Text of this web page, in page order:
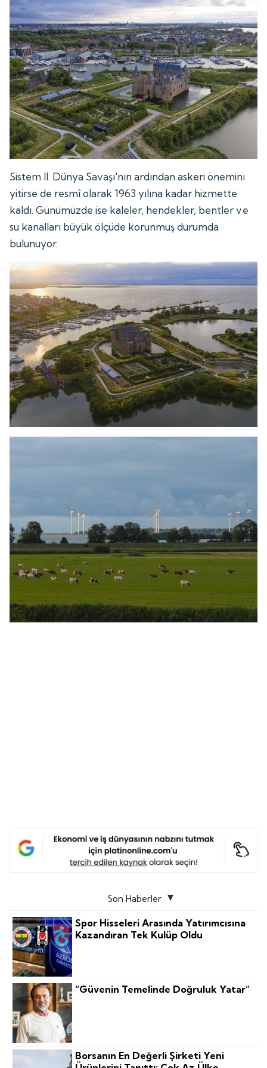
Sistem II. Dünya Savaşı'nın ardından askeri önemini
yitirse de resmî olarak 1963 yılına kadar hizmette
kaldı. Günümüzde ise kaleler, hendekler, bentler ve
su kanalları büyük ölçüde korunmuş durumda
bulunuyor.
Son Haberler
Spor Hisseleri Arasında Yatırımcısına
Kazandıran Tek Kulüp Oldu
“Güvenin Temelinde Doğruluk Yatar”
Borsanın En Değerli Şirketi Yeni